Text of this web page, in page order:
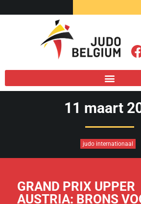
11 maart
judo internationaal
GRAND PRIX UPPER
AUSTRIA: BRONS